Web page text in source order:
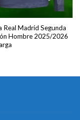
Real Madrid Segunda
Hombre 2025/2026